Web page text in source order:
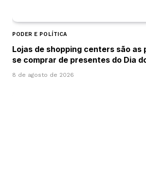
PODER E POLÍTICA
Lojas de shopping centers são as
se comprar de presentes do Dia
8 de agosto de 2026